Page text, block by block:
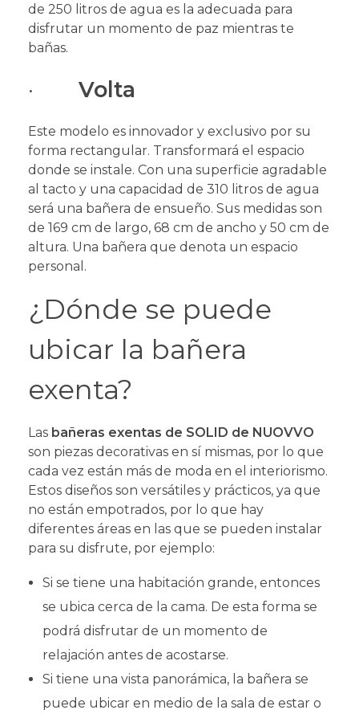
de 250 litros de agua es la adecuada para
disfrutar un momento de paz mientras te
bañas.
· Volta
Este modelo es innovador y exclusivo por su
forma rectangular. Transformará el espacio
donde se instale. Con una superficie agradable
al tacto y una capacidad de 310 litros de agua
será una bañera de ensueño. Sus medidas son
de 169 cm de largo, 68 cm de ancho y 50 cm de
altura. Una bañera que denota un espacio
personal.
¿Dónde se puede
ubicar la bañera
exenta?
Las bañeras exentas de SOLID de NUOVVO
son piezas decorativas en sí mismas, por lo que
cada vez están más de moda en el interiorismo.
Estos diseños son versátiles y prácticos, ya que
no están empotrados, por lo que hay
diferentes áreas en las que se pueden instalar
para su disfrute, por ejemplo:
Si se tiene una habitación grande, entonces
se ubica cerca de la cama. De esta forma se
podrá disfrutar de un momento de
relajación antes de acostarse.
Si tiene una vista panorámica, la bañera se
puede ubicar en medio de la sala de estar o